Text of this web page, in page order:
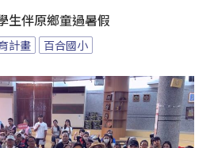
生伴原鄉童過暑假
計畫 百合國小